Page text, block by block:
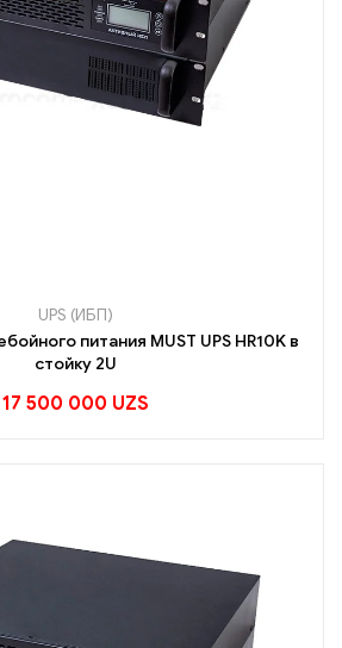
UPS (ИБП)
питания MUST UPS HR10K в
стойку 2U
17 500 000 UZS